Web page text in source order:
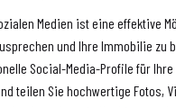
Medien ist eine effektive
und Ihre Immobilie zu
Social-Media-Profile für Ihre
teilen Sie hochwertige Fotos,